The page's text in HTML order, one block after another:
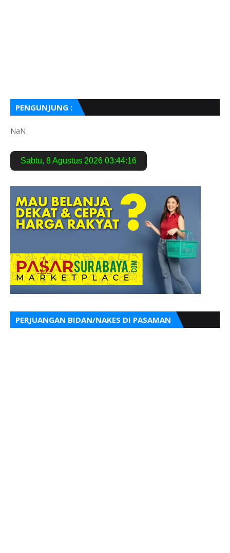
PENGUNJUNG :
NaN
Sabtu, 8 Agustus 2026 03:44:17
PERJUANGAN BIDAN/NAKES DI PASAMAN